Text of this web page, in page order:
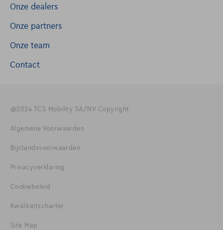
Onze dealers
Onze partners
Onze team
Contact
@2024 TCS Mobility SA/NV Copyright
Algemene Voorwaarden
Bijstandsvoorwaarden
Privacyverklaring
Cookiebeleid
Kwaliteitscharter
Site Map